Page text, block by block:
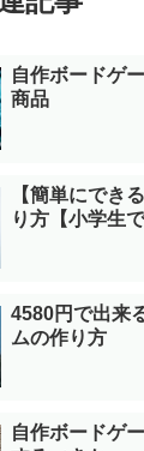
自作ボードゲ
商品
【簡単にでき
り方【小学生
4580円で出来
ムの作り方
自作ボードゲ